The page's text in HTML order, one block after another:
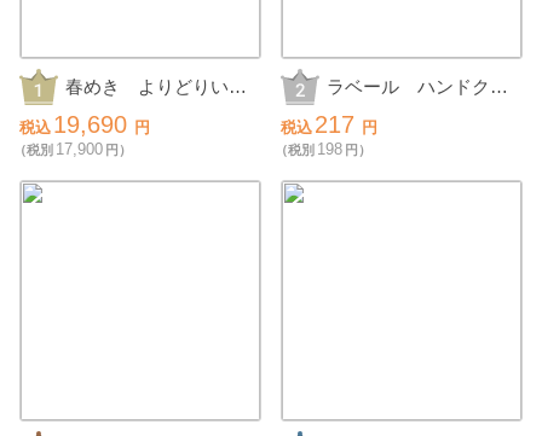
春めき よりどりいち
ごの抽選会30人用
税込 19,690 円
（税別 17,900 円）
ラベール ハンドクリ
ームギフト
税込 217 円
（税別 198 円）